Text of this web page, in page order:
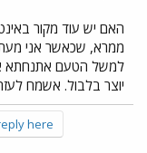
האם יש עוד מקור
למשל הטעם אתנחתא או
יוצר בלבול. אשמח
here.